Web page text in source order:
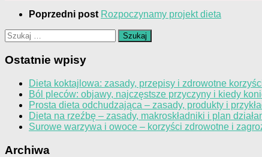
Poprzedni post Rozpoczynamy projekt dieta
Szukaj:
Ostatnie wpisy
Dieta koktajlowa: zasady, przepisy i zdrowotne
Ból pleców: objawy, najczęstsze przyczyny i kiedy
Prosta dieta odchudzająca – zasady, produkty i
Dieta na rzeźbę – zasady, makroskładniki i plan
Surowe warzywa i owoce – korzyści zdrowotne i
Archiwa